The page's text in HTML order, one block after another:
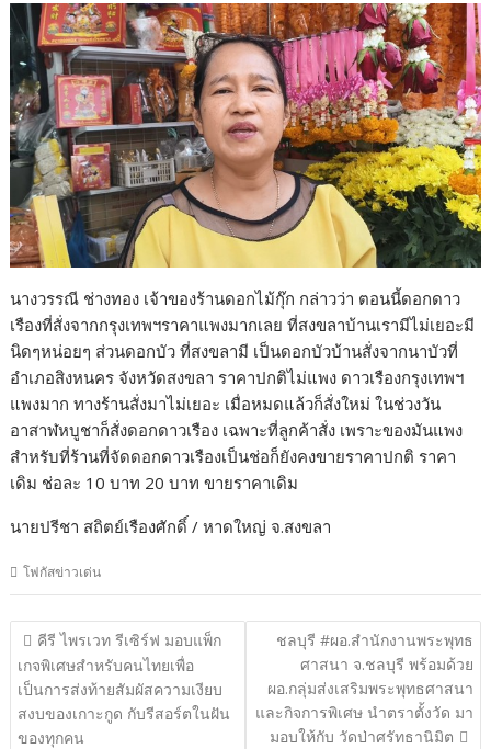
นางวรรณี ช่างทอง เจ้าของร้านดอกไม้กุ๊ก กล่าวว่า ตอนนี้ดอกดาว
เรืองที่สั่งจากกรุงเทพฯราคาแพงมากเลย ที่สงขลาบ้านเรามีไม่เยอะมี
นิดๆหน่อยๆ ส่วนดอกบัว ที่สงขลามี เป็นดอกบัวบ้านสั่งจากนาบัวที่
อำเภอสิงหนคร จังหวัดสงขลา ราคาปกติไม่แพง ดาวเรืองกรุงเทพฯ
แพงมาก ทางร้านสั่งมาไม่เยอะ เมื่อหมดแล้วก็สั่งใหม่ ในช่วงวัน
อาสาฬหบูชาก็สั่งดอกดาวเรือง เฉพาะที่ลูกค้าสั่ง เพราะของมันแพง
สำหรับที่ร้านที่จัดดอกดาวเรืองเป็นช่อก็ยังคงขายราคาปกติ ราคา
เดิม ช่อละ 10 บาท 20 บาท ขายราคาเดิม
นายปรีชา สถิตย์เรืองศักดิ์ / หาดใหญ่ จ.สงขลา
โฟกัสข่าวเด่น
แนะแนว
เรื่อง
คีรี ไพรเวท รีเซิร์ฟ มอบแพ็ก
เกจพิเศษสำหรับคนไทยเพื่อ
เป็นการส่งท้ายสัมผัสความเงียบ
สงบของเกาะกูด กับรีสอร์ตในฝัน
ของทุกคน
ชลบุรี #ผอ.สำนักงานพระพุทธ
ศาสนา จ.ชลบุรี พร้อมด้วย
ผอ.กลุ่มส่งเสริมพระพุทธศาสนา
และกิจการพิเศษ นำตราตั้งวัด มา
มอบให้กับ วัดป่าศรัทธานิมิต